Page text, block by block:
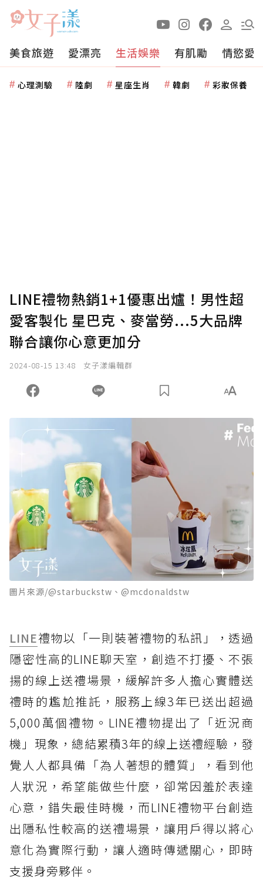
美食旅遊 愛漂亮 生活娛樂 有肌勵 情慾愛
心理測驗 陸劇 星座生肖 韓劇 彩妝保養
LINE禮物熱銷1+1優惠出爐！男性超
愛客製化 星巴克、麥當勞...5大品牌
聯合讓你心意更加分
2024-08-15 13:48 女子漾編輯群
圖片來源/@starbuckstw、@mcdonaldstw
LINE禮物以「一則裝著禮物的私訊」，透過
隱密性高的LINE聊天室，創造不打擾、不張
揚的線上送禮場景，緩解許多人擔心實體送
禮時的尷尬推託，服務上線3年已送出超過
5,000萬個禮物。LINE禮物提出了「近況商
機」現象，總結累積3年的線上送禮經驗，發
覺人人都具備「為人著想的體質」，看到他
人狀況，希望能做些什麼，卻常因羞於表達
心意，錯失最佳時機，而LINE禮物平台創造
出隱私性較高的送禮場景，讓用戶得以將心
意化為實際行動，讓人適時傳遞關心，即時
支援身旁夥伴。